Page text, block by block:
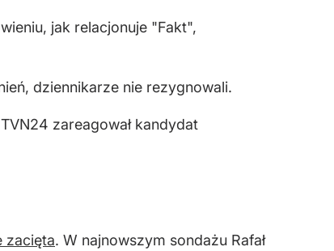
jak relacjonuje "Fakt",
dziennikarze nie rezygnowali.
zareagował kandydat
zacięta. W najnowszym sondażu Rafał